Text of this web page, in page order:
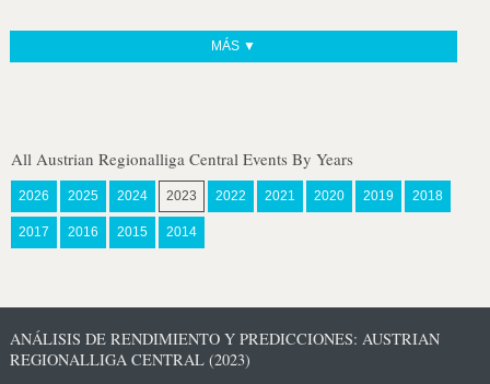
MÁS ▼
All Austrian Regionalliga Central Events By Years
2026 2025 2024 2023 2022 2021 2020 2019 2018
2017 2016 2015 2014
ANÁLISIS DE RENDIMIENTO Y PREDICCIONES: AUSTRIAN
REGIONALLIGA CENTRAL (2023)